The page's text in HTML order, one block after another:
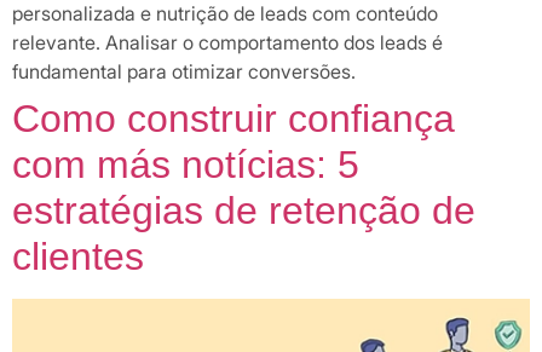
personalizada e nutrição de leads com conteúdo
relevante. Analisar o comportamento dos leads é
fundamental para otimizar conversões.
Como construir confiança
com más notícias: 5
estratégias de retenção de
clientes